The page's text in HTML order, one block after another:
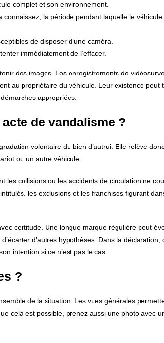
complet et son environnement.
connaissez, la période pendant laquelle le
de disposer d’une caméra.
immédiatement de l’effacer.
des images. Les enregistrements de
au propriétaire du véhicule. Leur existence peut
appropriées.
de vandalisme ?
volontaire du bien d’autrui. Elle relève
ou un autre véhicule.
les collisions ou les accidents de circulation ne
les exclusions et les franchises figurant
certitude. Une longue marque régulière peut
d’autres hypothèses. Dans la
intention si ce n’est pas le cas.
?
de la situation. Les vues générales
cela est possible, prenez aussi une photo avec